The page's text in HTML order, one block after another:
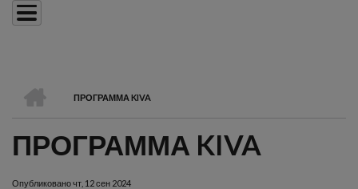
СТРОКА
НАВИГАЦИИ
ПРОГРАММА KIVA
ПРОГРАММА KIVA
Опубликованочт, 12 сен 2024